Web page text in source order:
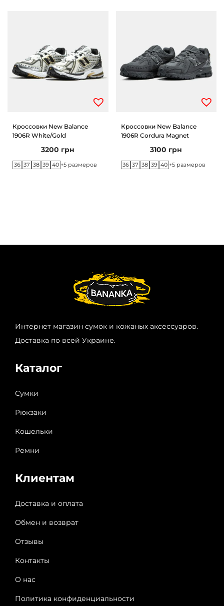
Кроссовки New Balance
1906R White/Gold
3200 грн
36 37 38 39 40 +5 размеров
Кроссовки New Balance
1906R Cordura Magnet
3100 грн
36 37 38 39 40 +5 размеров
Интернет магазин сумок и кожаных аксессуаров.
Доставка по всей Украине.
Каталог
Сумки
Рюкзаки
Кошельки
Ремни
Клиентам
Доставка и оплата
Обмен и возврат
Отзывы
Контакты
О нас
Политика конфиденциальности